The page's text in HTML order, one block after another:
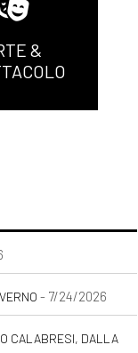
&
- 7/24/2026
CALABRESI, DALLA